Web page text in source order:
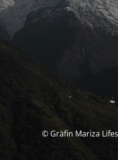
© Gräfin Mariza